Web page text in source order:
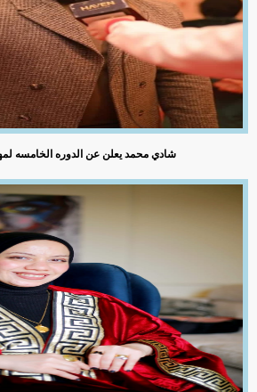
شادي محمد يعلن عن الدوره الخامسه